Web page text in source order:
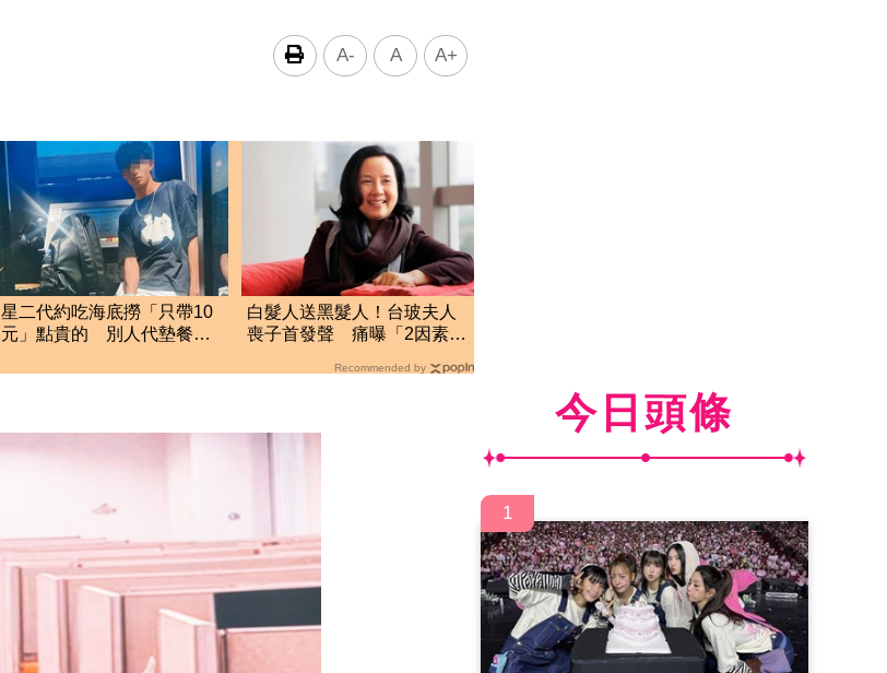
A- A A+
星二代約吃海底撈「只帶10
元」點貴的 別人代墊餐費
白髮人送黑髮人！台玻夫人
喪子首發聲 痛曝「2因素」
Recommended by
今日頭條
1